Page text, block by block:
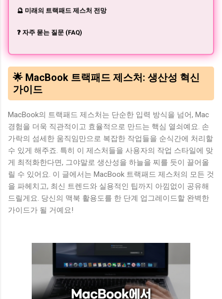
🔮 미래의 트랙패드 제스처 전망
❓ 자주 묻는 질문 (FAQ)
🌟 MacBook 트랙패드 제스처: 생산성 혁신
가이드
MacBook의 트랙패드 제스처는 단순한 입력 방식을 넘어, Mac
경험을 더욱 직관적이고 효율적으로 만드는 핵심 열쇠예요. 손
가락의 섬세한 움직임만으로 복잡한 작업들을 순식간에 처리할
수 있게 해주죠. 특히 이 제스처들을 사용자의 작업 스타일에 맞
게 최적화한다면, 그야말로 생산성을 하늘을 찌를 듯이 끌어올
릴 수 있어요. 이 글에서는 MacBook 트랙패드 제스처의 모든 것
을 파헤치고, 최신 트렌드와 실용적인 팁까지 아낌없이 공유해
드릴게요. 당신의 맥북 활용도를 한 단계 업그레이드할 완벽한
가이드가 될 거예요!